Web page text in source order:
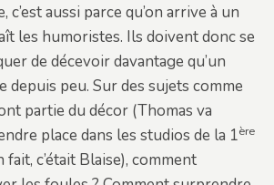
c’est aussi parce qu’on arrive à un
les humoristes. Ils doivent donc se
de décevoir davantage qu’un
depuis peu. Sur des sujets comme
partie du décor (Thomas va
place dans les studios de la 1ère
c’était Blaise), comment